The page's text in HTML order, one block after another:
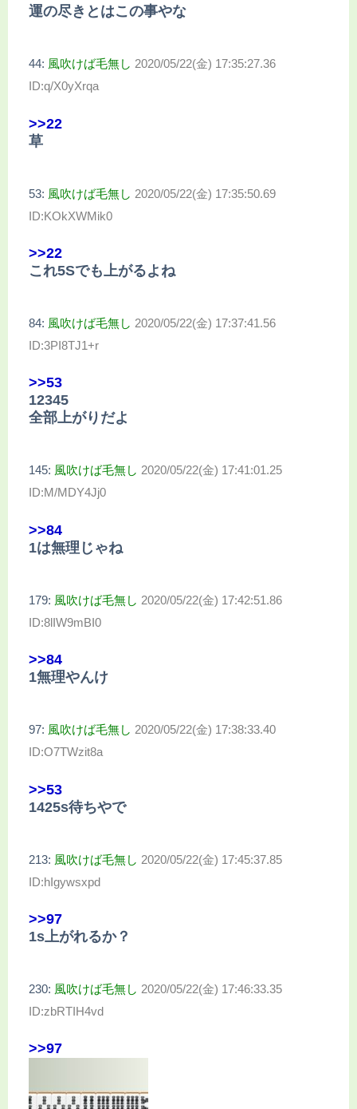
運の尽きとはこの事やな
44: 風吹けば毛無し 2020/05/22(金) 17:35:27.36
ID:q/X0yXrqa
>>22
草
53: 風吹けば毛無し 2020/05/22(金) 17:35:50.69
ID:KOkXWMik0
>>22
これ5Sでも上がるよね
84: 風吹けば毛無し 2020/05/22(金) 17:37:41.56
ID:3PI8TJ1+r
>>53
12345
全部上がりだよ
145: 風吹けば毛無し 2020/05/22(金) 17:41:01.25
ID:M/MDY4Jj0
>>84
1は無理じゃね
179: 風吹けば毛無し 2020/05/22(金) 17:42:51.86
ID:8lIW9mBI0
>>84
1無理やんけ
97: 風吹けば毛無し 2020/05/22(金) 17:38:33.40
ID:O7TWzit8a
>>53
1425s待ちやで
213: 風吹けば毛無し 2020/05/22(金) 17:45:37.85
ID:hIgywsxpd
>>97
1s上がれるか？
230: 風吹けば毛無し 2020/05/22(金) 17:46:33.35
ID:zbRTIH4vd
>>97